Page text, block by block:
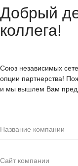
Добрый
коллега!
Союз независимых
опции партнерства!
и мы вышлем Вам